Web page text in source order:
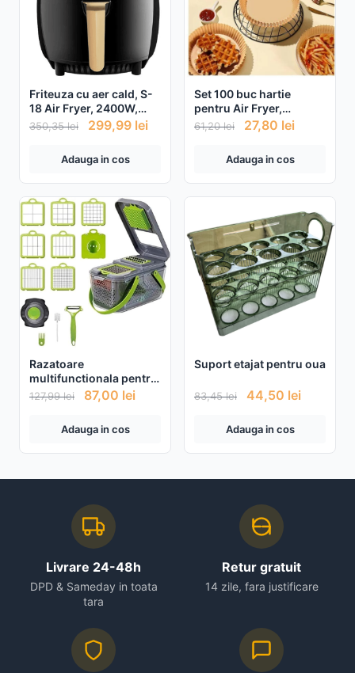
Friteuza cu aer cald, S-
18 Air Fryer, 2400W,
afisaj digital, LCD Touch
control + 2 forme
350,35lei 299,99 lei
Adauga in cos
Set 100 buc hartie
pentru Air Fryer,
universale
61,20lei 27,80 lei
Adauga in cos
Razatoare
multifunctionala pentru
fructe si legume, 22
piese, lame din otel
127,99lei 87,00 lei
Adauga in cos
Suport etajat pentru oua
83,45lei 44,50 lei
Adauga in cos
Livrare 24-48h
DPD & Sameday in toata
tara
Retur gratuit
14 zile, fara justificare